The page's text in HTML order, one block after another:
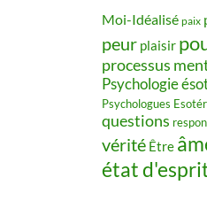
Moi-Idéalisé paix
peur plaisir
processus
Psychologie
Psychologues
questions
vérité Être
état